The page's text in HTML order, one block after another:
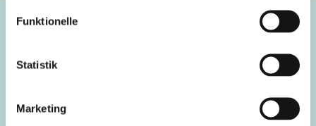
Funktionelle
Statistik
Marketing
Emneord